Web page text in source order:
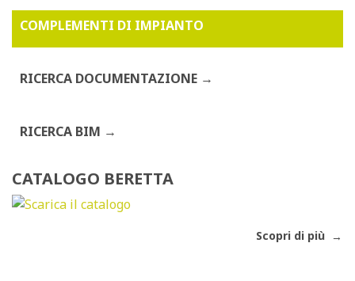
COMPLEMENTI DI IMPIANTO
RICERCA DOCUMENTAZIONE
RICERCA BIM
CATALOGO BERETTA
Scopri di più